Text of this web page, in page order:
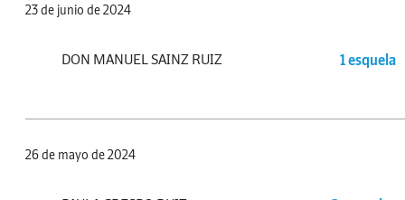
23 de junio de 2024
DON MANUEL SAINZ RUIZ 1 esquela
26 de mayo de 2024